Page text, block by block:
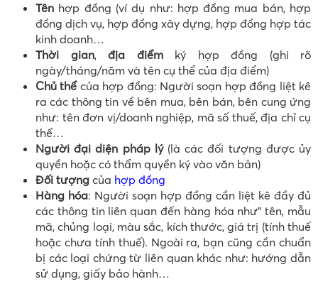
Tên hợp đồng (ví dụ như: hợp đồng mua bán, hợp
đồng dịch vụ, hợp đồng xây dựng, hợp đồng hợp tác
kinh doanh…
Thời gian, địa điểmký hợp đồng (ghi rõ
ngày/tháng/năm và tên cụ thể của địa điểm)
Chủ thểcủa hợp đồng: Người soạn hợp đồng liệt kê
ra các thông tin về bên mua, bên bán, bên cung ứng
như: tên đơn vị/doanh nghiệp, mã số thuế, địa chỉ cụ
thể…
Người đại diện pháp lý(là các đối tượng được ủy
quyền hoặc có thẩm quyền ký vào văn bản)
Đối tượng của hợp đồng
Hàng hóa: Người soạn hợp đồng cần liệt kê đầy đủ
các thông tin liên quan đến hàng hóa như” tên, mẫu
mã, chủng loại, màu sắc, kích thước, giá trị (tính thuế
hoặc chưa tính thuế). Ngoài ra, bạn cũng cần chuẩn
bị các loại chứng từ liên quan khác như: hướng dẫn
sử dụng, giấy bảo hành…